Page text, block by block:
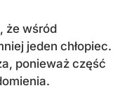
że wśród
jeden chłopiec.
ponieważ część